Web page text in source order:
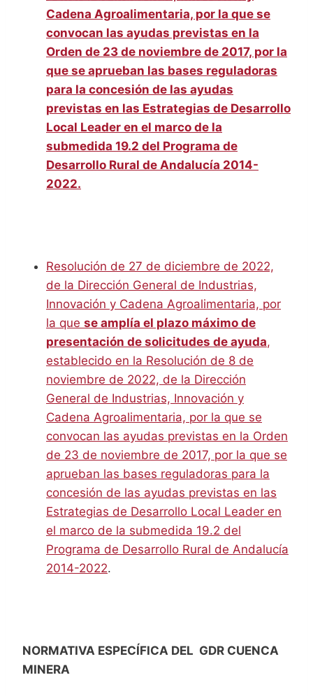
Cadena Agroalimentaria, por la que se
convocan las ayudas previstas en la
Orden de 23 de noviembre de 2017, por la
que se aprueban las bases reguladoras
para la concesión de las ayudas
previstas en las Estrategias de Desarrollo
Local Leader en el marco de la
submedida 19.2 del Programa de
Desarrollo Rural de Andalucía 2014-
2022.
Resolución de 27 de diciembre de 2022,
de la Dirección General de Industrias,
Innovación y Cadena Agroalimentaria, por
la que se amplía el plazo máximo de
presentación de solicitudes de ayuda,
establecido en la Resolución de 8 de
noviembre de 2022, de la Dirección
General de Industrias, Innovación y
Cadena Agroalimentaria, por la que se
convocan las ayudas previstas en la Orden
de 23 de noviembre de 2017, por la que se
aprueban las bases reguladoras para la
concesión de las ayudas previstas en las
Estrategias de Desarrollo Local Leader en
el marco de la submedida 19.2 del
Programa de Desarrollo Rural de Andalucía
2014-2022.
NORMATIVA ESPECÍFICA DEL GDR CUENCA
MINERA